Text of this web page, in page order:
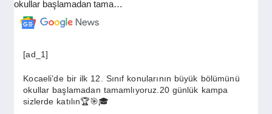
EĞITIM
[ad_1]
Kocaeli’de bir ilk 12. Sınıf konularının büyük bölümünü
okullar başlamadan tamamlıyoruz.20 günlük kampa
sizlerde katılın🏆🎯🎓